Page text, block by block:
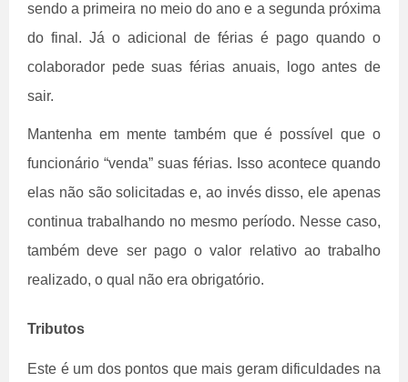
sendo a primeira no meio do ano e a segunda próxima
do final. Já o adicional de férias é pago quando o
colaborador pede suas férias anuais, logo antes de
sair.
Mantenha em mente também que é possível que o
funcionário “venda” suas férias. Isso acontece quando
elas não são solicitadas e, ao invés disso, ele apenas
continua trabalhando no mesmo período. Nesse caso,
também deve ser pago o valor relativo ao trabalho
realizado, o qual não era obrigatório.
Tributos
Este é um dos pontos que mais geram dificuldades na